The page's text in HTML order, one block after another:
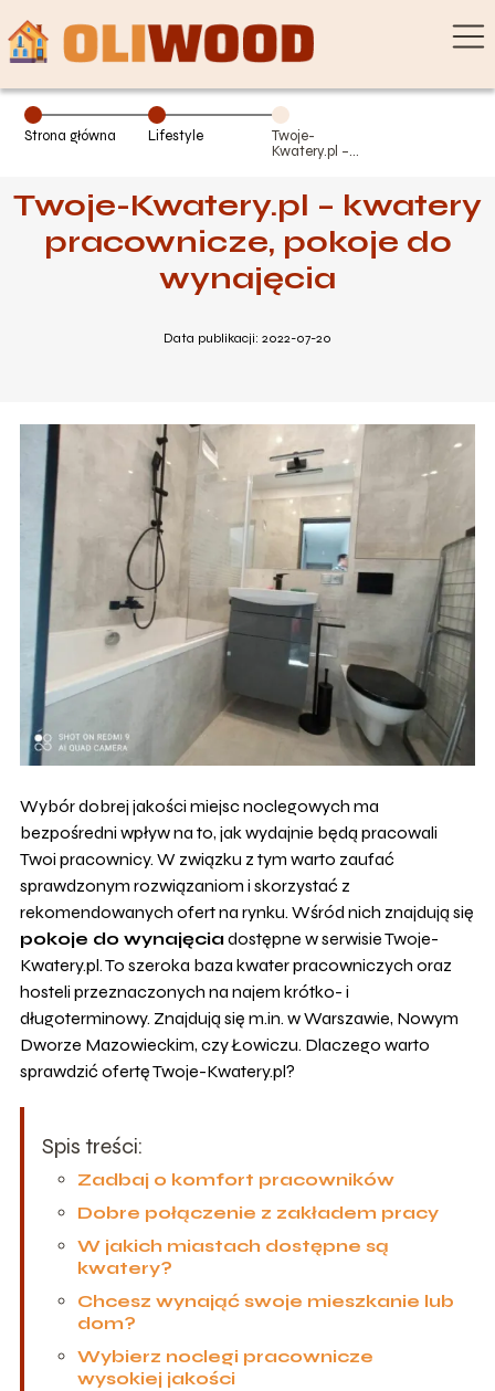
Strona główna Lifestyle
Twoje-
Kwatery.pl –
pokoje do
wynajęcia
Twoje-Kwatery.pl – kwatery
pracownicze, pokoje do
wynajęcia
Data publikacji: 2022-07-20
Wybór dobrej jakości miejsc noclegowych ma
bezpośredni wpływ na to, jak wydajnie będą pracowali
Twoi pracownicy. W związku z tym warto zaufać
sprawdzonym rozwiązaniom i skorzystać z
rekomendowanych ofert na rynku. Wśród nich znajdują się
pokoje do wynajęciadostępne w serwisie Twoje-
Kwatery.pl. To szeroka baza kwater pracowniczych oraz
hosteli przeznaczonych na najem krótko- i
długoterminowy. Znajdują się m.in. w Warszawie, Nowym
Dworze Mazowieckim, czy Łowiczu. Dlaczego warto
sprawdzić ofertę Twoje-Kwatery.pl?
Spis treści:
Zadbaj o komfort pracowników
Dobre połączenie z zakładem pracy
W jakich miastach dostępne są
kwatery?
Chcesz wynająć swoje mieszkanie lub
dom?
Wybierz noclegi pracownicze
wysokiej jakości